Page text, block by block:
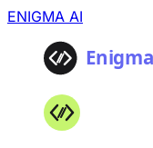
ENIGMA AI